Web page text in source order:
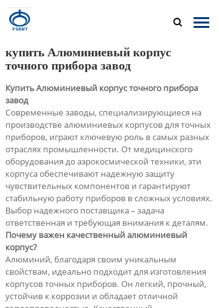

Главная
Новости
Контакты
купить Алюминиевый корпус
точного прибора завод
Купить Алюминиевый корпус точного прибора
завод
Современные заводы, специализирующиеся на
производстве алюминиевых корпусов для точных
приборов, играют ключевую роль в самых разных
отраслях промышленности. От медицинского
оборудования до аэрокосмической техники, эти
корпуса обеспечивают надежную защиту
чувствительных компонентов и гарантируют
стабильную работу приборов в сложных условиях.
Выбор надежного поставщика – задача
ответственная и требующая внимания к деталям.
Почему важен качественный алюминиевый
корпус?
Алюминий, благодаря своим уникальным
свойствам, идеально подходит для изготовления
корпусов точных приборов. Он легкий, прочный,
устойчив к коррозии и обладает отличной